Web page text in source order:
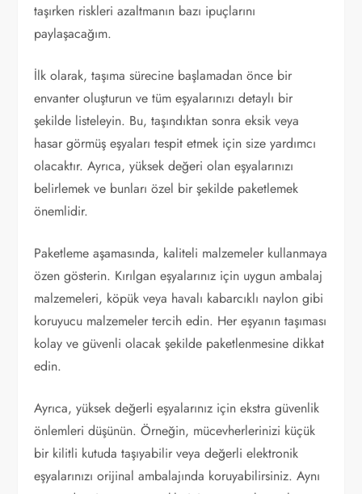
taşırken riskleri azaltmanın bazı ipuçlarını
paylaşacağım.
İlk olarak, taşıma sürecine başlamadan önce bir
envanter oluşturun ve tüm eşyalarınızı detaylı bir
şekilde listeleyin. Bu, taşındıktan sonra eksik veya
hasar görmüş eşyaları tespit etmek için size yardımcı
olacaktır. Ayrıca, yüksek değeri olan eşyalarınızı
belirlemek ve bunları özel bir şekilde paketlemek
önemlidir.
Paketleme aşamasında, kaliteli malzemeler kullanmaya
özen gösterin. Kırılgan eşyalarınız için uygun ambalaj
malzemeleri, köpük veya havalı kabarcıklı naylon gibi
koruyucu malzemeler tercih edin. Her eşyanın taşıması
kolay ve güvenli olacak şekilde paketlenmesine dikkat
edin.
Ayrıca, yüksek değerli eşyalarınız için ekstra güvenlik
önlemleri düşünün. Örneğin, mücevherlerinizi küçük
bir kilitli kutuda taşıyabilir veya değerli elektronik
eşyalarınızı orijinal ambalajında koruyabilirsiniz. Aynı